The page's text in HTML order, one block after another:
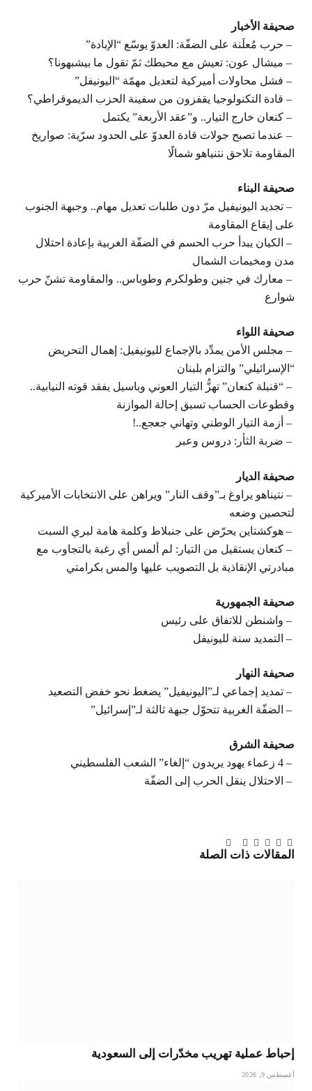
صحيفة الأخبار
– حرب مُعلَنة على الضفّة: العدوّ يوسّع “الإبادة”
– ‫ميشال عون: تعيش مع محيطك ثمّ تقول ما بيشبهونا؟
– ‫فشل محاولات أميركية لتعديل مهمّة “اليونيفل”
– ‫قادة التكنولوجيا يقفزون من سفينة الحزب الديموقراطي؟
– كنعان خارج التيار.. و”عقد الأربعة” يكتمل
– عندما تصبح جولات قادة العدوّ على الحدود سرّية: صواريخ
المقاومة تلاحق نتنياهو شمالًا
صحيفة البناء
– تجديد اليونيفيل مرّ دون طلبات تعديل مهام.. وجبهة الجنوب
على إيقاع المقاومة
– الكيان يبدأ حرب الحسم في الضفّة الغربية بإعادة احتلال
مدن ومخيمات الشمال
– معارك في جنين وطولكرم وطوباس.. والمقاومة تشنّ حرب
شوارع
صحيفة اللواء
– مجلس الأمن يمدِّد بالإجماع لليونيفيل: إهمال التحريض
“الإسرائيلي” والتزام بلبنان
– “قنبلة كنعان” تهزُّ التيار العوني وباسيل يفقد قوته النيابية..
وقطوعات الحساب تسبق إحالة الموازنة
– أزمة التيار الوطني وتهاني جعجع..!
– ضربة الثأر: دروس وعبر
صحيفة الديار
– نتيناهو يراوغ بـ”وقف النار” ويراهن على الانتخابات الأميركية
لتحصين وضعه
– هوكشتاين يحرّض على جنبلاط وكلمة هامة لبري السبت
– كنعان يستقيل من التيار: لم ألمس أي رغبة بالتجاوب مع
مبادرتي الإنقاذية بل التصويب عليها والمس بكرامتي
صحيفة الجمهورية
– واشنطن للاتفاق على رئيس
– التمديد سنة لليونيفل
صحيفة النهار
– تمديد إجماعي لـ”اليونيفيل” يضغط نحو خفض التصعيد
– الضفّة الغربية تتحوّل جبهة ثالثة لـ”إسرائيل”
صحيفة الشرق
– 4 زعماء يهود يريدون “إلغاء” الشعب الفلسطيني
– الاحتلال ينقل الحرب إلى الضفّة
فيسبوك
تويتربينتيريست
لينكدإن
Tumblr
تيلقرام
البريد
الإلكتروني
المقالات ذات الصلة
إحباط عملية تهريب مخدّرات إلى السعودية
أغسطس 9, 2026